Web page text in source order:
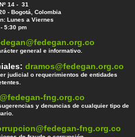
14 - 31
- Bogotá, Colombia
Lunes a Viernes
5:30 pm
general e informativo.
dramos@fedegan.org.co
judicial o requerimientos de entidades
fng.org.co
y denuncias de cualquier tipo de
fng.org.co